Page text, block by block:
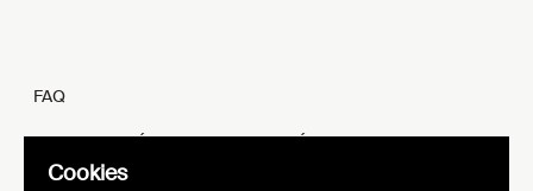
FAQ
MENTIONS LÉGALES ET VIE PRIVÉE
Cookies